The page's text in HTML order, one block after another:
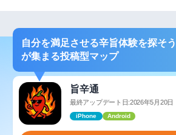
自分を満足させる辛旨体験を探そ
が集まる投稿型マップ
旨辛通
最終アップデート日:2026年5月20日
iPhone Android